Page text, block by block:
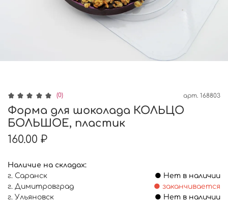
(0) арт. 168803
Форма для шоколада КОЛЬЦО
БОЛЬШОЕ, пластик
160.00 ₽
Наличие на складах:
г. Саранск
● Нет в наличии
г. Димитровград
● заканчивается
г. Ульяновск
● Нет в наличии